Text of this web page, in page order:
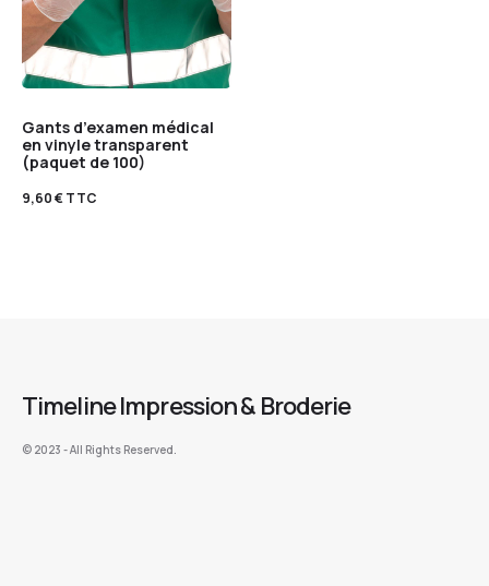
Gants d’examen médical
en vinyle transparent
(paquet de 100)
9,60€TTC
Timeline Impression & Broderie
©️ 2023 - All Rights Reserved.